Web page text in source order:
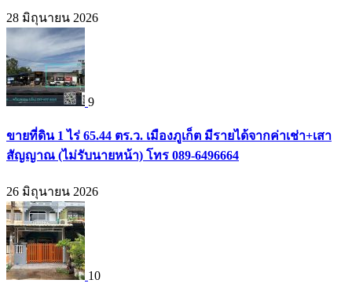
28 มิถุนายน 2026
9
ขายที่ดิน 1 ไร่ 65.44 ตร.ว. เมืองภูเก็ต มีรายได้จากค่าเช่า+เสา
สัญญาณ (ไม่รับนายหน้า) โทร 089-6496664
26 มิถุนายน 2026
10